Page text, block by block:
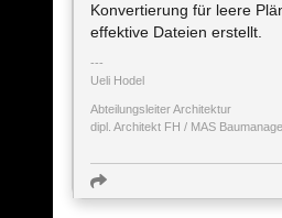
Konvertierung für leere
effektive Dateien erstellt.
Ueli Hodel
Abteilungsleiter Architektur
dipl. Architekt FH / MAS